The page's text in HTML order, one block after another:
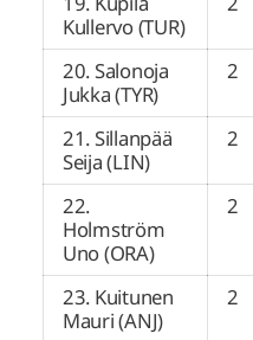
Kullervo (TUR)
20. Salonoja
Jukka (TYR)
2
21. Sillanpää
Seija (LIN)
2
22.
Holmström
Uno (ORA)
2
23. Kuitunen
Mauri (ANJ)
2